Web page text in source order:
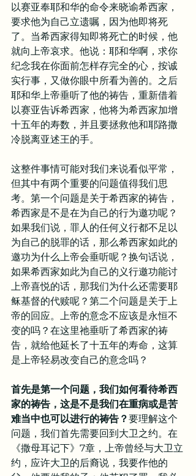
以赛亚奉耶和华的命令来晓谕希西家，
要求他为自己立遗嘱，因为他即将死
了。当希西家得知即将死亡的时候，他
就向上帝哀求。他说：耶和华啊，求你
纪念我在你面前怎样存完全的心，按诚
实行事，又做你眼中所看为善的。之后
耶和华上帝垂听了他的祷告，重新借着
以赛亚告诉希西家，他将为希西家加增
十五年的寿数，并且要拯救他和耶路撒
冷脱离亚述王的手。
这整件事情可能对我们来说看似平常，
但其中有两个重要的问题值得我们思
考。第一个问题是关于希西家的祷告，
希西家是不是在为自己的行为邀功呢？
如果我们说，罪人的任何义行都不足以
为自己的脱罪的话，那么希西家如此的
邀功为什么上帝会垂听呢？换句话说，
如果希西家如此为自己的义行邀功能讨
上帝喜悦的话，那我们为什么还需要耶
稣基督的代赎呢？第二个问题是关于上
帝的回应。上帝的意念不应该是永恒不
变的吗？在这里祂垂听了希西家的祷
告，就给他延长了十五年的寿命，这算
是上帝轻易改变自己的意念吗？
首先是第一个问题，我们如何看待希西
家的祷告，这是不是我们在重病或是苦
难当中也可以进行的祷告？要理解这个
问题，我们首先需要回到大卫之约。在
《撒母耳记下》7章，上帝曾经与大卫立
约，应许大卫的后裔说，我要作他的